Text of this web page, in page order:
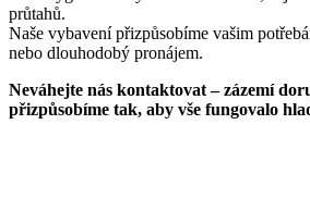
průtahů.
Naše vybavení přizpůsobíme vašim
nebo dlouhodobý pronájem.
Neváhejte nás kontaktovat – zázemí
přizpůsobíme tak, aby vše fungovalo